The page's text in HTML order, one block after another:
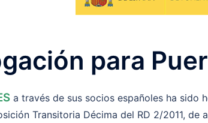
para
a través de sus socios españoles ha sido
Transitoria Décima del RD 2/2011,